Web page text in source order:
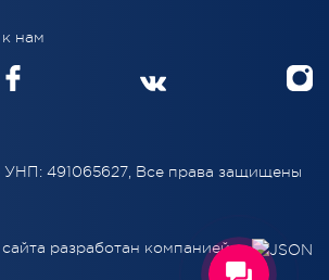
нам
491065627, Все права защищены
разработан компанией